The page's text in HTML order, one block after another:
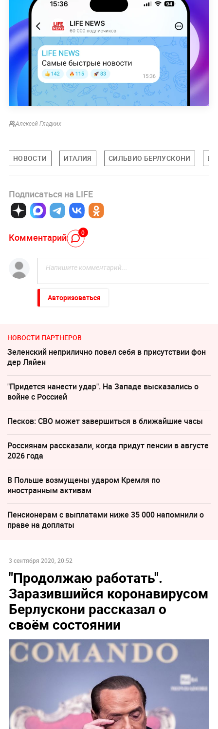
Алексей Гладких
НОВОСТИ ИТАЛИЯ СИЛЬВИО БЕРЛУСКОНИ В
Подписаться на LIFE
Комментарий 0
Авторизоваться
НОВОСТИ ПАРТНЕРОВ
Зеленский неприлично повел cебя в присутствии фон
дер Ляйен
"Придется нанести удар". На Западе высказались о
войне с Россией
Песков: СВО может завершиться в ближайшие часы
Россиянам рассказали, когда придут пенсии в августе
2026 года
В Польше возмущены ударом Кремля по
иностранным активам
Пенсионерам с выплатами ниже 35 000 напомнили о
праве на доплаты
3 сентября 2020, 20:52
"Продолжаю работать".
Заразившийся коронавирусом
Берлускони рассказал о
своём состоянии